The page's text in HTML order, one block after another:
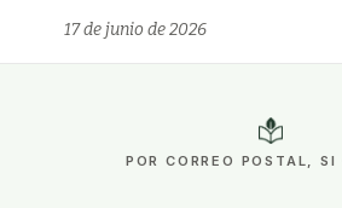
17 de junio de 2026
POR CORREO POSTAL, SI